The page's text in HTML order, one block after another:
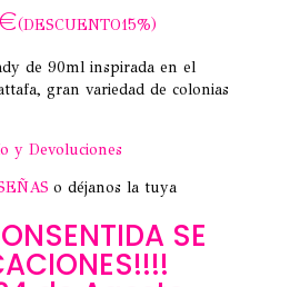
(DESCUENTO15%)
de 90ml inspirada en el
gran variedad de colonias
y Devoluciones
o déjanos la tuya
SE